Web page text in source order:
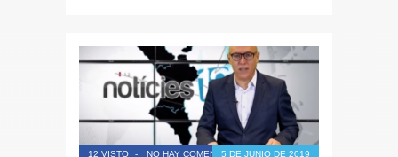
12 VISTO - NO HAY COMENTARIOS5 DE JUNIO DE 2019